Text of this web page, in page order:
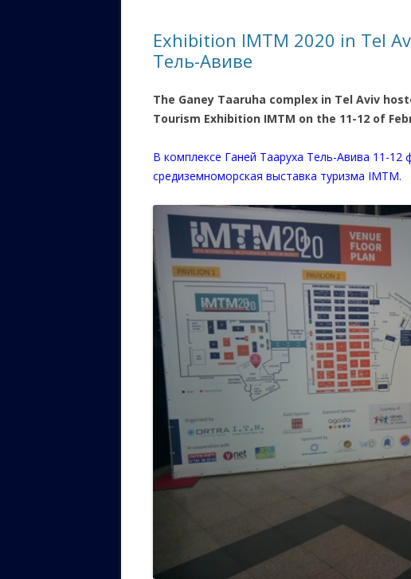
КАЛИНКОВИЧАХ
ИНФОРМАЦИЯ К
ВАШИ ПИСЬМА
Exhibition IMTM 2020 in Tel
Тель-Авиве
The Ganey Taaruha complex in Tel Aviv
Tourism Exhibition IMTM on the 11-12 of
В комплексе Ганей Тааруха Тель-Авива 11-
средиземноморская выставка туризма IMTM.